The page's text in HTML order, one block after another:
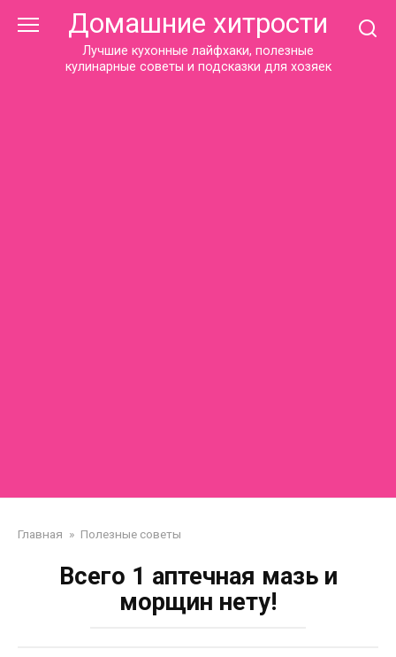
Домашние хитрости
Лучшие кухонные лайфхаки, полезные
кулинарные советы и подсказки для хозяек
Главная » Полезные советы
Всего 1 аптечная мазь и
морщин нету!